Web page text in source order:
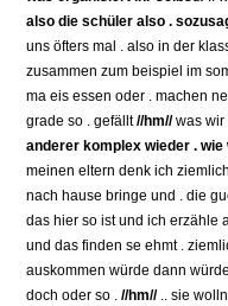
also die schüler also .
uns öfters mal . also in der
zusammen zum beispiel im
ma eis essen oder . machen
grade so . gefällt//hm//was
anderer komplex wieder .
meinen eltern denk ich
nach hause bringe und . die
das hier so ist und ich erzähle
und das finden se ehmt .
auskommen würde dann
doch oder so .//hm//.. sie